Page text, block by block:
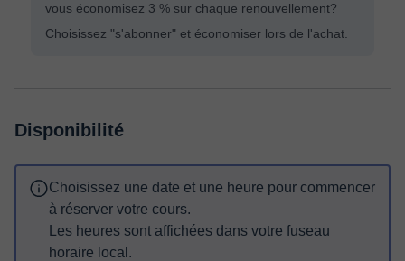
vous économisez 3 % sur chaque renouvellement?
Choisissez "s'abonner" et économiser lors de l'achat.
Disponibilité
Choisissez une date et une heure pour commencer
à réserver votre cours.
Les heures sont affichées dans votre fuseau
horaire local.